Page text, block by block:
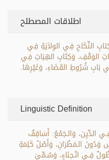
اطلاقات المصطلح
النِّكَاحِ فِي الوِلاَيَةِ فِي
الوَقْفِ، وَكِتَابِ الهِبَاتِ فِي
بَابِ شُرُوطِ القَضَاءِ، وَغَيْرِهَا.
Linguistic Definition
الدِّيِن، وَالـجَمْعُ: أَسَاقِفٌ
الـمَطْرَانِ، وَأَصْلُ كَلِمَةِ
فِـي انْـحِنَاءٍ، وَسُـمِّيَ